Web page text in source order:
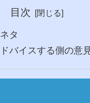
目次
タ
バイスする側の意